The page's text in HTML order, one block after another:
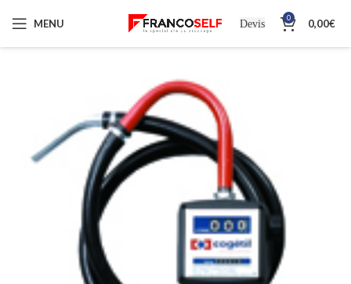
MENU Devis 0 0,00€